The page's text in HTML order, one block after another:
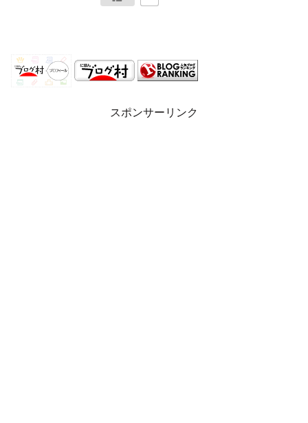
スポンサーリンク